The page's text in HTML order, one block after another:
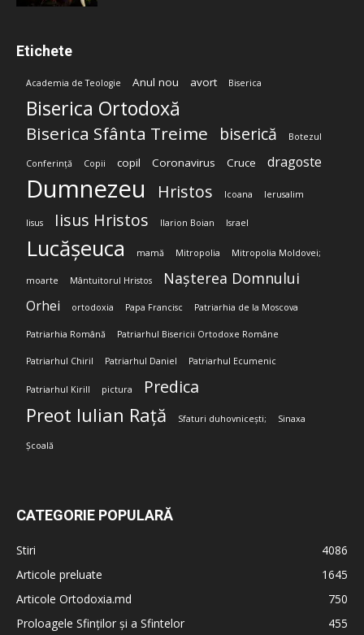
Etichete
Academia de Teologie Anul nou avort Biserica
Biserica Ortodoxă
Biserica Sfânta Treime biserică Botezul
Conferință Copii copil Coronavirus Cruce dragoste
Dumnezeu Hristos Icoana Ierusalim
Iisus Iisus Hristos Ilarion Boian Israel
Lucășeuca mamă Mitropolia Mitropolia Moldovei;
moarte Mântuitorul Hristos Nașterea Domnului
Orhei ortodoxia Papa Francisc Patriarhia de la Moscova
Patriarhia Română Patriarhul Bisericii Ortodoxe Române
Patriarhul Chiril Patriarhul Daniel Patriarhul Ecumenic
Patriarhul Kirill pictura Predica
Preot Iulian Rață Sfaturi duhovnicești; Sinaxa
Școală
CATEGORIE POPULARĂ
Stiri
4086
Articole preluate
1645
Articole Ortodoxia.md
750
Proloagele Sfinților și a Sfintelor
455